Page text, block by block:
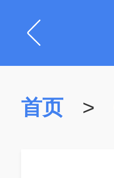
首页 >